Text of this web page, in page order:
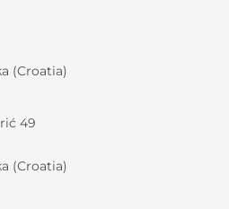
(Croatia)
49
(Croatia)